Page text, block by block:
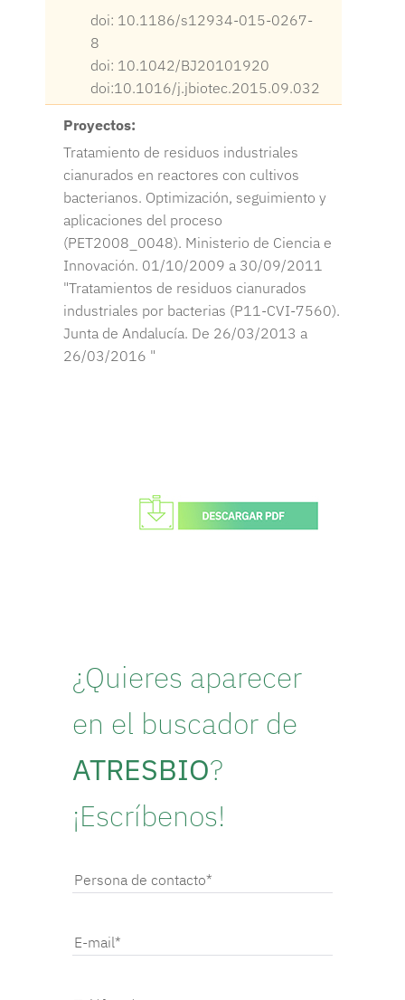
doi: 10.1186/s12934-015-0267-
8
doi: 10.1042/BJ20101920
doi:10.1016/j.jbiotec.2015.09.032
Proyectos:
Tratamiento de residuos industriales
cianurados en reactores con cultivos
bacterianos. Optimización, seguimiento y
aplicaciones del proceso
(PET2008_0048). Ministerio de Ciencia e
Innovación. 01/10/2009 a 30/09/2011
"Tratamientos de residuos cianurados
industriales por bacterias (P11-CVI-7560).
Junta de Andalucía. De 26/03/2013 a
26/03/2016 "
¿Quieres aparecer
en el buscador de
ATRESBIO?
¡Escríbenos!